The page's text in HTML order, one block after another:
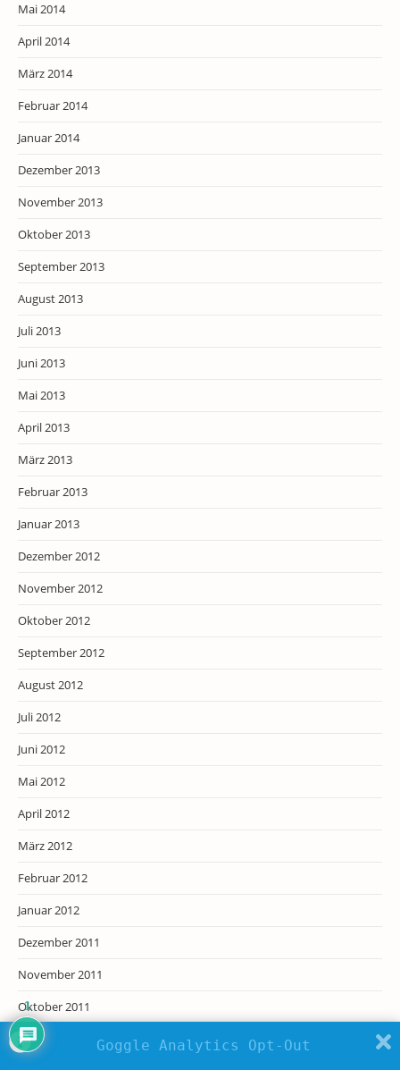
Mai 2014
April 2014
März 2014
Februar 2014
Januar 2014
Dezember 2013
November 2013
Oktober 2013
September 2013
August 2013
Juli 2013
Juni 2013
Mai 2013
April 2013
März 2013
Februar 2013
Januar 2013
Dezember 2012
November 2012
Oktober 2012
September 2012
August 2012
Juli 2012
Juni 2012
Mai 2012
April 2012
März 2012
Februar 2012
Januar 2012
Dezember 2011
November 2011
Oktober 2011
September 2011Goggle Analytics Opt-Out
1